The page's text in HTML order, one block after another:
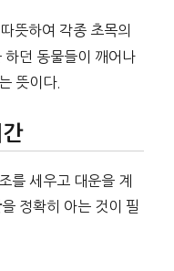
뜻하여 각종 초목의
하던 동물들이 깨어나
뜻이다.
를 세우고 대운을 계
을 정확히 아는 것이 필